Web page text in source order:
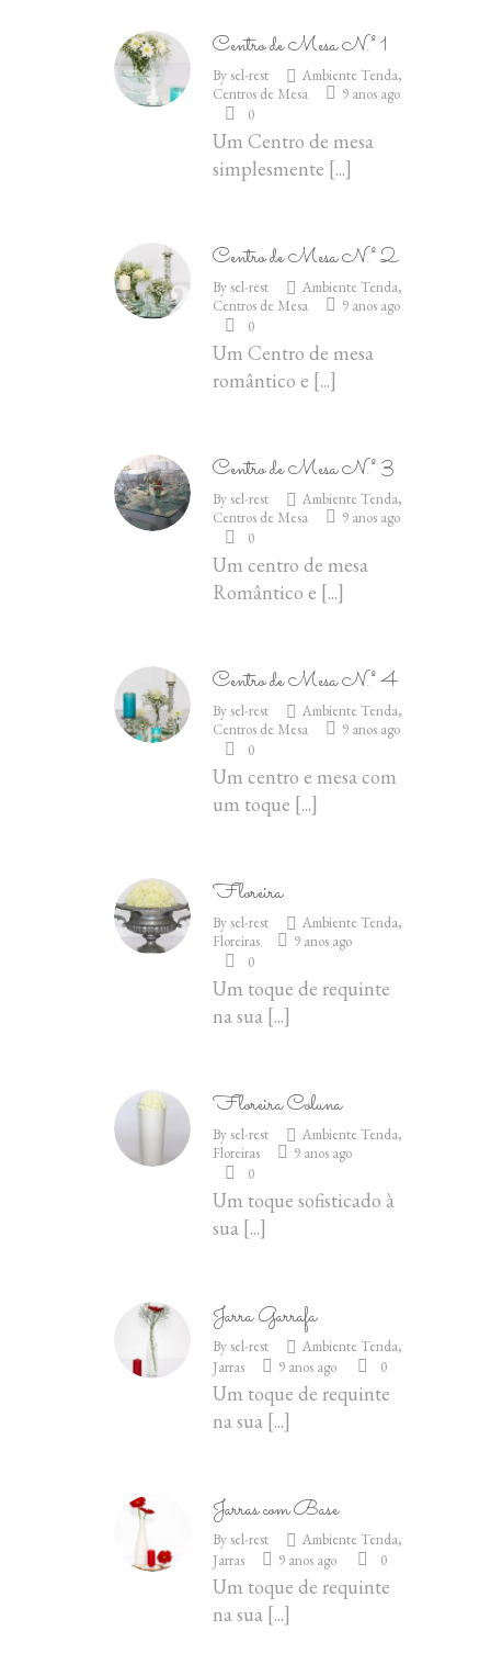
Centro de Mesa N.º 1
Bysel-rest Ambiente Tenda,
Centros de Mesa
9 anos ago
0
Um Centro de mesa
simplesmente [...]
Centro de Mesa N.º 2
Bysel-rest Ambiente Tenda,
Centros de Mesa
9 anos ago
0
Um Centro de mesa
romântico e [...]
Centro de Mesa N.º 3
Bysel-rest Ambiente Tenda,
Centros de Mesa
9 anos ago
0
Um centro de mesa
Romântico e [...]
Centro de Mesa N.º 4
Bysel-rest Ambiente Tenda,
Centros de Mesa
9 anos ago
0
Um centro e mesa com
um toque [...]
Floreira
Bysel-rest Ambiente Tenda,
Floreiras
9 anos ago
0
Um toque de requinte
na sua [...]
Floreira Coluna
Bysel-rest Ambiente Tenda,
Floreiras
9 anos ago
0
Um toque sofisticado à
sua [...]
Jarra Garrafa
Bysel-rest Ambiente Tenda,
Jarras
9 anos ago 0
Um toque de requinte
na sua [...]
Jarras com Base
Bysel-rest Ambiente Tenda,
Jarras
9 anos ago 0
Um toque de requinte
na sua [...]